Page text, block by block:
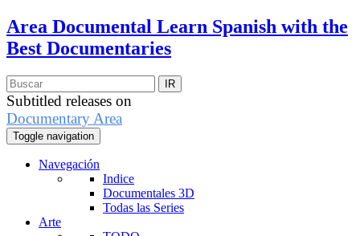
Area Documental Learn Spanish with the
Best Documentaries
Subtitled releases on
Documentary Area
Toggle navigation
Navegación
Indice
Documentales 3D
Todas las Series
Arte